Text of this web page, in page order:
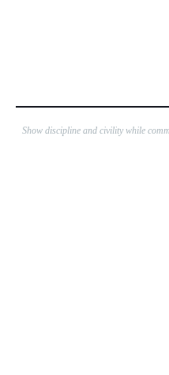
Show discipline and civility while